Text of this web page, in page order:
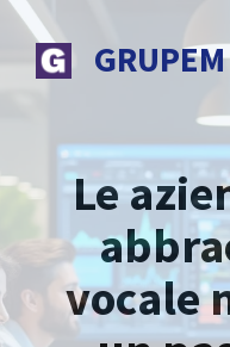
Vai
contenuto
GRUPEM
Le
vocale